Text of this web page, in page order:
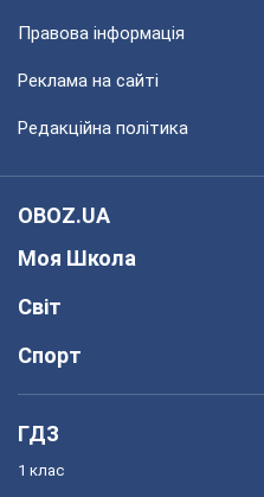
Правова інформація
Реклама на сайті
Редакційна політика
OBOZ.UA
Моя Школа
Світ
Спорт
ГДЗ
1 клас